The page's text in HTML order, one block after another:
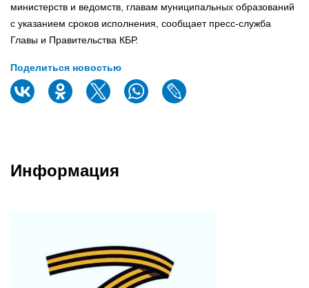
министерств и ведомств, главам муниципальных образований
с указанием сроков исполнения, сообщает пресс-служба
Главы и Правительства КБР.
Поделиться новостью
Информация